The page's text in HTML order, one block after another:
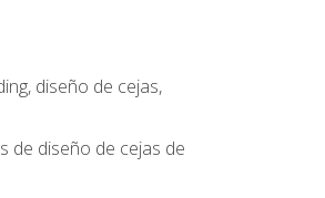
diseño de cejas,
de diseño de cejas de